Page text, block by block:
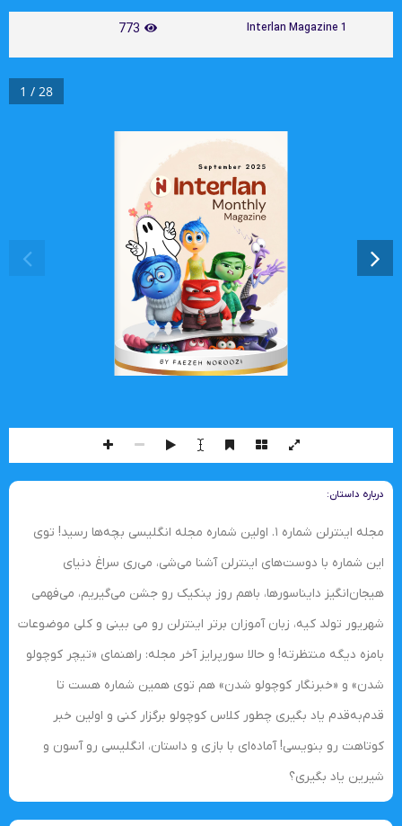
Interlan Magazine 1
773
1 / 28
درباره داستان:
مجله اینترلن شماره ۱. اولین شماره مجله انگلیسی بچه‌ها رسید! توی
این شماره با دوست‌های اینترلن آشنا می‌شی، می‌ری سراغ دنیای
هیجان‌انگیز دایناسورها، باهم روز پنکیک رو جشن می‌گیریم، می‌فهمی
شهریور تولد کیه، زبان آموزان برتر اینترلن رو می بینی و کلی موضوعات
بامزه دیگه منتظرته! و حالا سورپرایز آخر مجله: راهنمای «تیچر کوچولو
شدن» و «خبرنگار کوچولو شدن» هم توی همین شماره هست تا
قدم‌به‌قدم یاد بگیری چطور کلاس کوچولو برگزار کنی و اولین خبر
کوتاهت رو بنویسی! آماده‌ای با بازی و داستان، انگلیسی رو آسون و
شیرین یاد بگیری؟